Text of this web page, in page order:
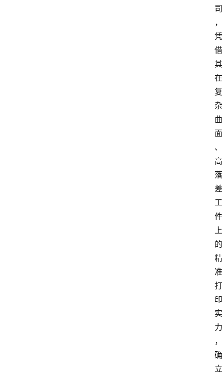
司
，
凭
借
其
在
复
杂
曲
面
、
高
落
差
工
件
上
的
精
准
打
印
实
力
，
确
立